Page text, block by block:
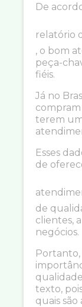
De
relatório
, o bom
peça-
fiéis.
Já no
terem
Esses
de
de
clientes,
negócios.
Portanto,
texto,
quais são